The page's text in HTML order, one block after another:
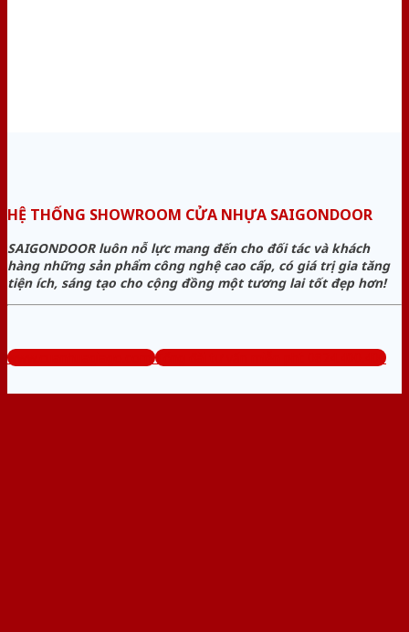
HỆ THỐNG SHOWROOM CỬA NHỰA SAIGONDOOR
SAIGONDOOR luôn nỗ lực mang đến cho đối tác và khách
hàng những sản phẩm công nghệ cao cấp, có giá trị gia tăng
tiện ích, sáng tạo cho cộng đồng một tương lai tốt đẹp hơn!
www.cuanhuagiago.com Tổng đài tư vấn miễn phí: 0824.400.400